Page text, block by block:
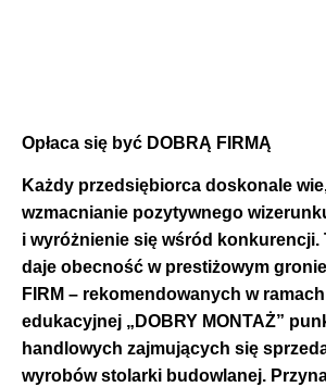
Opłaca się być DOBRĄ FIRMĄ
Każdy przedsiębiorca doskonale
wzmacnianie pozytywnego
i wyróżnienie się wśród konkurencji.
daje obecność w prestiżowym gronie
FIRM – rekomendowanych w
edukacyjnej „DOBRY MONTAŻ”
handlowych zajmujących się
wyrobów stolarki budowlanej.